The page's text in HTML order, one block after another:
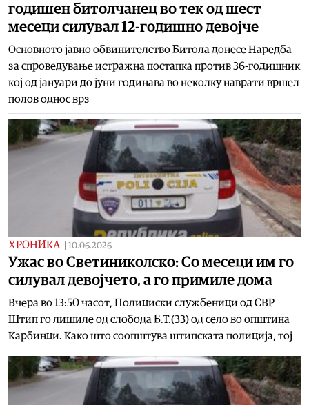
годишен битолчанец во тек од шест
месеци силувал 12-годишно девојче
Основното јавно обвинителство Битола донесе Наредба
за спроведување истражна постапка против 36-годишник
кој од јануари до јуни годинава во неколку наврати вршел
полов однос врз
ХРОНИКА 10.06.2026
Ужас во Светиниколско: Со месеци им го
силувал девојчето, а го примиле дома
Вчера во 13:50 часот, Полициски службеници од СВР
Штип го лишиле од слобода Б.Т.(33) од село во општина
Карбинци. Како што соопштува штипската полиција, тој